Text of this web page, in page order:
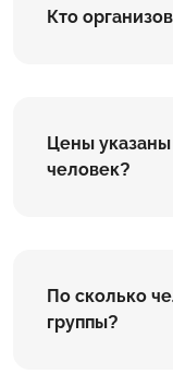
Кто
Цены
человек?
По сколько
группы?